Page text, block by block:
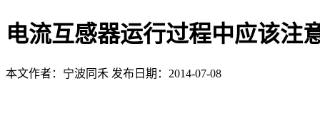
电流互感器运行过程中应该注
本文作者：宁波同禾 发布日期：2014-07-08